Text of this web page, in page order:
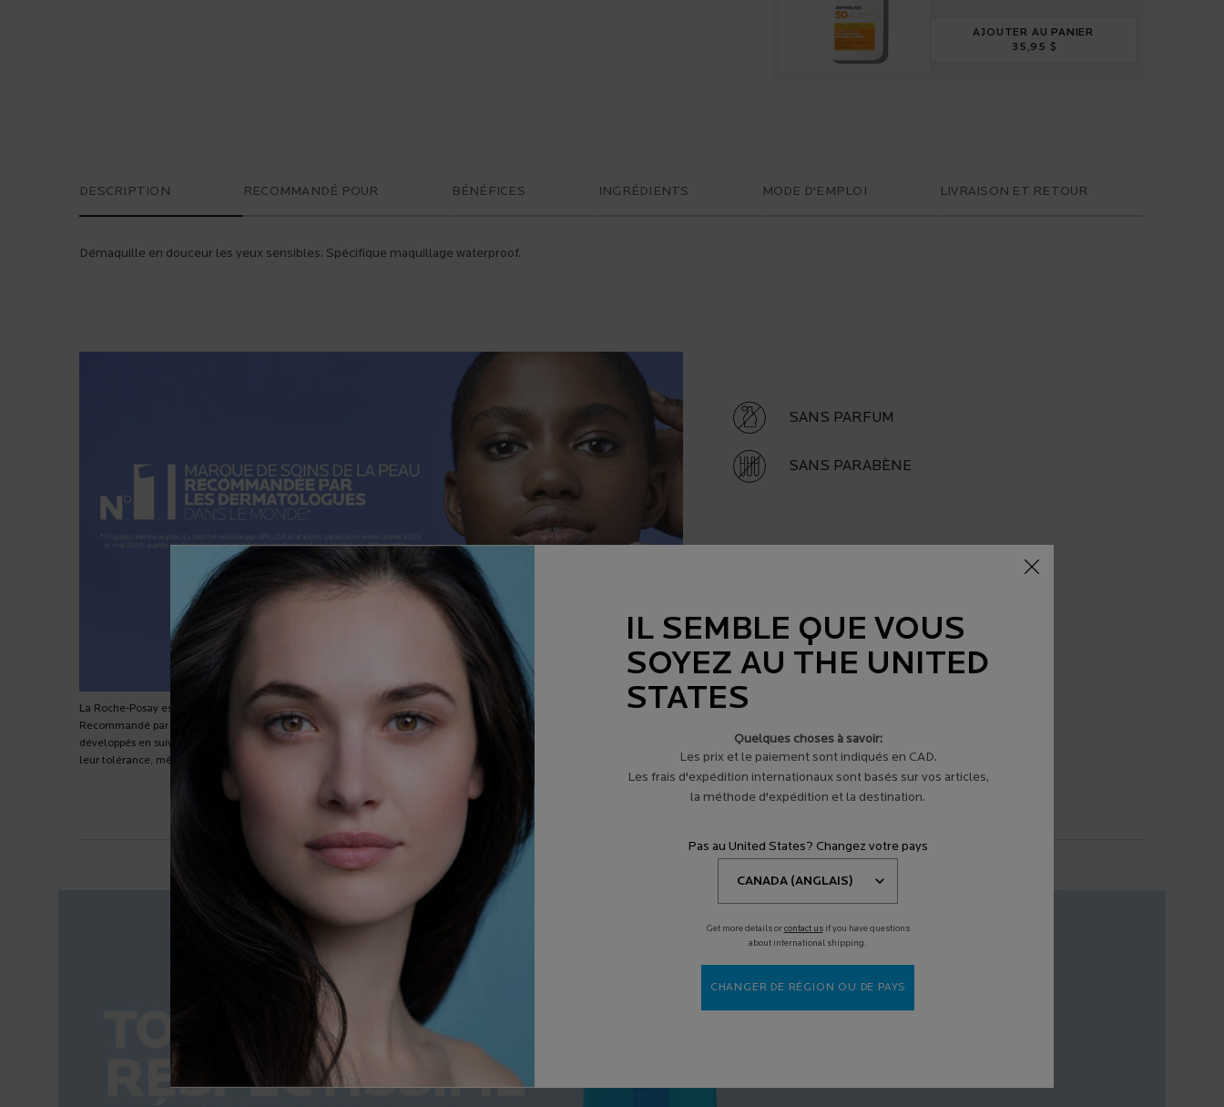
AJOUTER AU PANIER
35,95 $
DESCRIPTION RECOMMANDÉ POUR BÉNÉFICES INGRÉDIENTS MODE D'EMPLOI LIVRAISON ET RETOUR
Démaquille en douceur les yeux sensibles. Spécifique maquillage waterproof.
La Roche-Posay est la marque #1 de soins de la peau recommandée par les dermatologues dans le monde.
Recommandé par 100 000 dermatologues dans le monde, La Roche-Posay propose des soins de peau uniques, qui sont
développés en suivant une charte de formulation stricte et qui sont testés cliniquement pour démontrer leur efficacité et
leur tolérance, même sur les peaux sensibles.
SANS PARFUM
SANS PARABÈNE
IL SEMBLE QUE VOUS
SOYEZ AU THE UNITED
STATES
Quelques choses à savoir:
Les prix et le paiement sont indiqués en CAD.
Les frais d'expédition internationaux sont basés sur vos articles,
la méthode d'expédition et la destination.
Pas au United States? Changez votre pays
Get more details orcontact usif you have questions
about international shipping.
CHANGER DE RÉGION OU DE PAYS